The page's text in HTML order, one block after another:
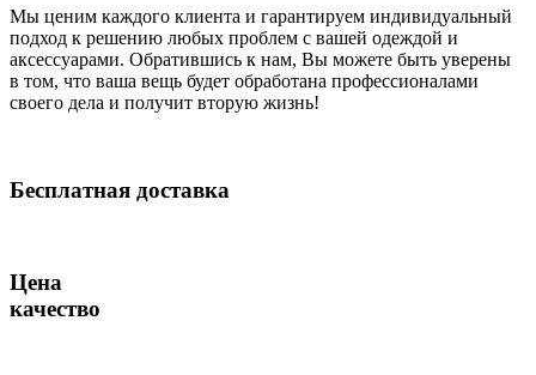
Мы ценим каждого клиента и гарантируем индивидуальный
подход к решению любых проблем с вашей одеждой и
аксессуарами. Обратившись к нам, Вы можете быть уверены
в том, что ваша вещь будет обработана профессионалами
своего дела и получит вторую жизнь!
Бесплатная доставка
Цена
качество